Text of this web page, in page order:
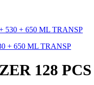
530 + 650 ML TRANSP
128